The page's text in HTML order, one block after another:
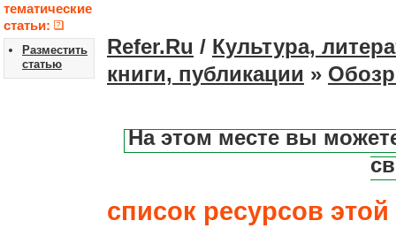
тематические
статьи:
Разместить
статью
Refer.Ru / Культура,
книги, публикации »
На этом месте вы
список ресурсов этой